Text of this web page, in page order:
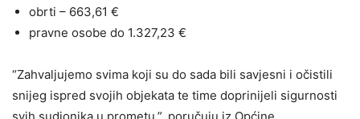
obrti – 663,61 €
pravne osobe do 1.327,23 €
“Zahvaljujemo svima koji su do sada bili savjesni i očistili
snijeg ispred svojih objekata te time doprinijeli sigurnosti